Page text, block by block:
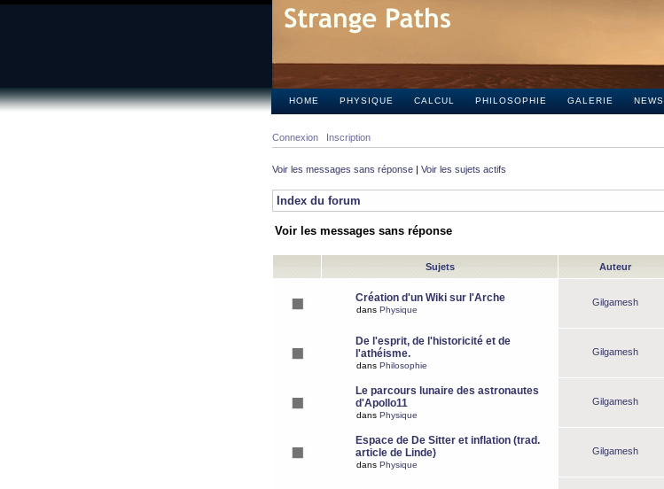
HOME PHYSIQUE CALCUL PHILOSOPHIE GALERIE NEWS
Connexion Inscription
Voir les messages sans réponse | Voir les sujets actifs
Index du forum
Voir les messages sans réponse
Sujets Auteur
Création d'un Wiki sur l'Arche
dans Physique
Gilgamesh
De l'esprit, de l'historicité et de
l'athéisme.
dans Philosophie
Gilgamesh
Le parcours lunaire des astronautes
d'Apollo11
dans Physique
Gilgamesh
Espace de De Sitter et inflation (trad.
article de Linde)
dans Physique
Gilgamesh